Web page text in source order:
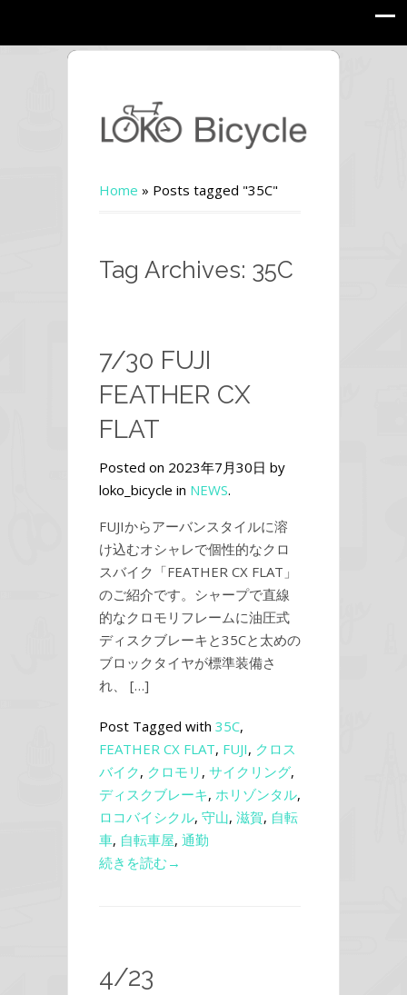
Home » Posts tagged "35C"
Tag Archives: 35C
7/30 FUJI
FEATHER CX
FLAT
Posted on 2023年7月30日 by
loko_bicycle in NEWS.
FUJIからアーバンスタイルに溶
け込むオシャレで個性的なクロ
スバイク「FEATHER CX FLAT」
のご紹介です。シャープで直線
的なクロモリフレームに油圧式
ディスクブレーキと35Cと太めの
ブロックタイヤが標準装備さ
れ、 […]
Post Tagged with 35C,
FEATHER CX FLAT, FUJI, クロス
バイク, クロモリ , サイクリング,
ディスクブレーキ, ホリゾンタル,
ロコバイシクル, 守山, 滋賀, 自転
車, 自転車屋, 通勤
続きを読む→
4/23